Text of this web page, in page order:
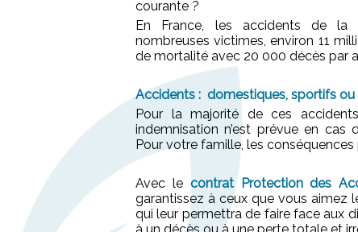
courante ?
En France, les accidents de
nombreuses victimes, environ 11
de mortalité avec 20 000 décès par
Accidents : domestiques, sportifs ou
Pour la majorité de ces
indemnisation n’est prévue en cas
Pour votre famille, les
Avec le contrat Protection des
garantissez à ceux que vous aimez
qui leur permettra de faire face aux